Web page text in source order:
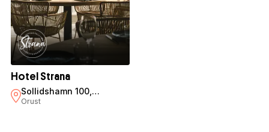
Hotel Strana
Sollidshamn 100,
Hälleviksstrand
Orust